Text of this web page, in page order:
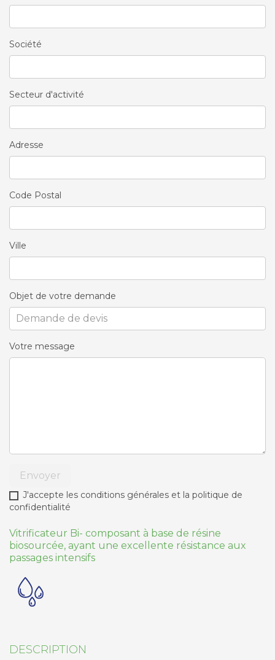
Société
Secteur d'activité
Adresse
Code Postal
Ville
Objet de votre demande
Votre message
Envoyer
J'accepte les conditions générales et la politique de
confidentialité
Vitrificateur Bi- composant à base de résine
biosourcée, ayant une excellente résistance aux
passages intensifs
DESCRIPTION